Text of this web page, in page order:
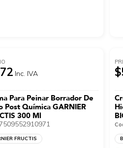
Inc. IVA
Para Peinar Borrador De
Post Química GARNIER
300 Ml
FRUCTIS